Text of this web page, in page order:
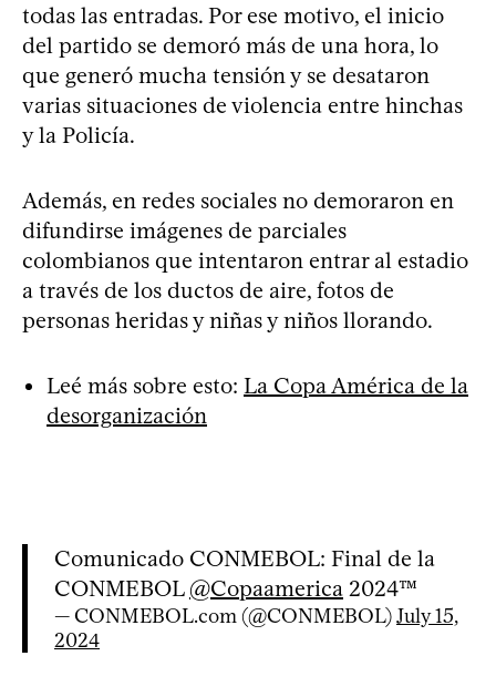
todas las entradas. Por ese motivo, el inicio
del partido se demoró más de una hora, lo
que generó mucha tensión y se desataron
varias situaciones de violencia entre hinchas
y la Policía.
Además, en redes sociales no demoraron en
difundirse imágenes de parciales
colombianos que intentaron entrar al estadio
a través de los ductos de aire, fotos de
personas heridas y niñas y niños llorando.
Leé más sobre esto: La Copa América de la
desorganización
Comunicado CONMEBOL: Final de la
CONMEBOL@Copaamerica 2024™
— CONMEBOL.com (@CONMEBOL)July 15,
2024